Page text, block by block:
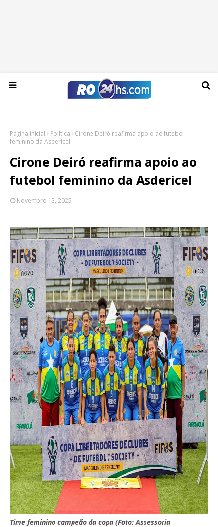
Segunda-feira, 10 de agosto de 2026
Página inicial Política
Cirone Deiró reafirma apoio ao futebol
feminino da Asdericel
Cirone Deiró reafirma apoio ao
futebol feminino da Asdericel
Novembro 13, 2025
Time feminino campeão da copa (Foto: Assessoria